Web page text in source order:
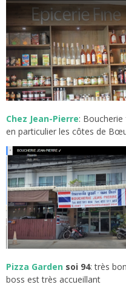
Chez Jean-Pierre: Boucherie
en particulier les côtes de
Pizza Garden soi 94: très
boss est très accueillant